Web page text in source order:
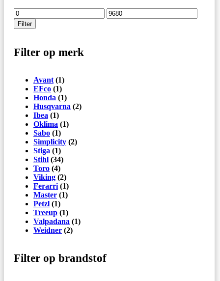
Min.
prijs
Max.
prijs
Filter
Filter op merk
Avant (1)
EFco (1)
Honda (1)
Husqvarna (2)
Ibea (1)
Oklima (1)
Sabo (1)
Simplicity (2)
Stiga (1)
Stihl (34)
Toro (4)
Viking (2)
Ferarri (1)
Master (1)
Petzl (1)
Treeup (1)
Valpadana (1)
Weidner (2)
Filter op brandstof